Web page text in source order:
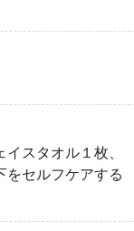
スタオル１枚、
をセルフケアする